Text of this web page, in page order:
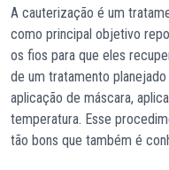
A cauterização é um
como principal objetivo
os fios para que eles
de um tratamento
aplicação de máscara,
temperatura. Esse
tão bons que também é